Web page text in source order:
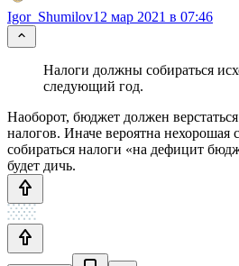
Igor_Shumilov12 мар 2021 в 07:46
Налоги должны собираться
следующий год.
Наоборот, бюджет должен
налогов. Иначе вероятна нехорошая
собираться налоги «на дефицит
будет дичь.